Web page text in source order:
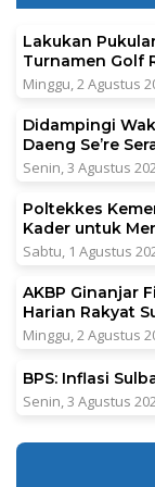
Lakukan
Turnamen Golf
Minggu, 2 Agustus
Didampingi
Daeng Se’re
Senin, 3 Agustus
Poltekkes
Kader untuk
Sabtu, 1 Agustus
AKBP Ginanjar
Harian Rakyat
Minggu, 2 Agustus
BPS: Inflasi
Senin, 3 Agustus